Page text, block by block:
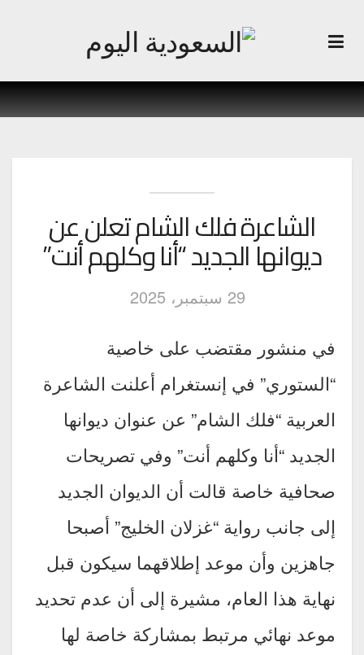
الشاعرة فلك الشام تعلن عن
ديوانها الجديد “أنا وكلهم أنت”
29 سبتمبر، 2025
في منشور مقتضب على خاصية
“الستوري” في إنستغرام أعلنت الشاعرة
العربية “فلك الشام” عن عنوان ديوانها
الجديد “أنا وكلهم أنت” وفي تصريحات
صحافية خاصة قالت أن الديوان الجديد
إلى جانب رواية “غزلان الخليج” أصبحا
جاهزين وأن موعد إطلاقهما سيكون قبل
نهاية هذا العام، مشيرة إلى أن عدم تحديد
موعد نهائي مرتبط بمشاركة خاصة لها